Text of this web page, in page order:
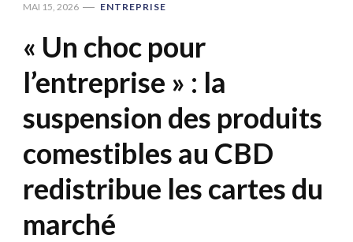
MAI 15, 2026 ENTREPRISE
« Un choc pour
l’entreprise » : la
suspension des produits
comestibles au CBD
redistribue les cartes du
marché